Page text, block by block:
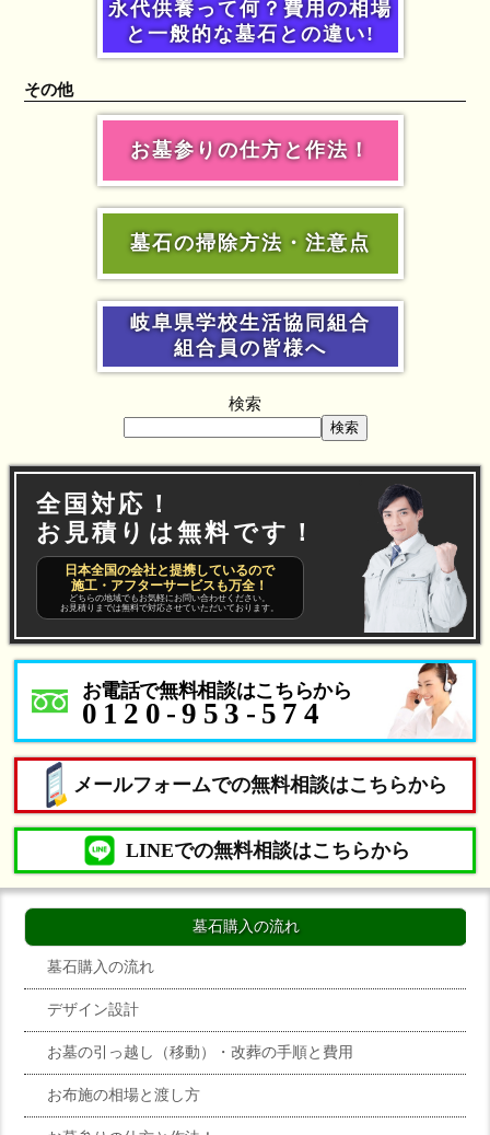
永代供養って何？費用の相場
と一般的な墓石との違い!
その他
お墓参りの仕方と作法！
墓石の掃除方法・注意点
岐阜県学校生活協同組合
組合員の皆様へ
検索
検索
全国対応！
お見積りは無料です！
日本全国の会社と提携しているので
施工・アフターサービスも万全！
どちらの地域でもお気軽にお問い合わせください。
お見積りまでは無料で対応させていただいております。
お電話で無料相談はこちらから
0120-953-574
メールフォームでの無料相談はこちらから
LINEでの無料相談はこちらから
墓石購入の流れ
墓石購入の流れ
デザイン設計
お墓の引っ越し（移動）・改葬の手順と費用
お布施の相場と渡し方